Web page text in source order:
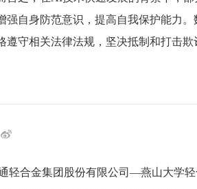
强自身防范意识，提高自我保护能力
遵守相关法律法规，坚决抵制和打击
轻合金集团股份有限公司—燕山大学